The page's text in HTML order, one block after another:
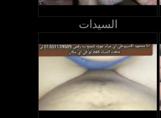
السيدات